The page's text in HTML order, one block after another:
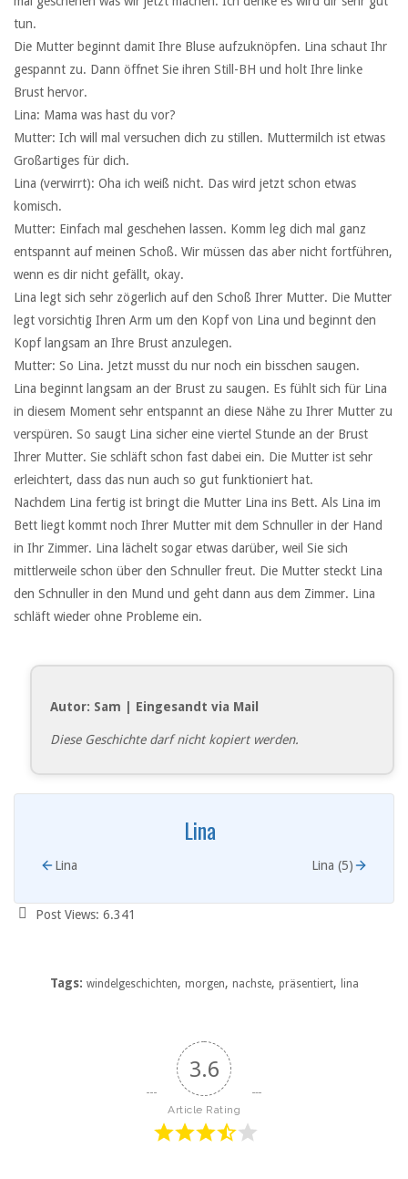
tun.
Die Mutter beginnt damit Ihre Bluse aufzuknöpfen. Lina schaut Ihr
gespannt zu. Dann öffnet Sie ihren Still-BH und holt Ihre linke
Brust hervor.
Lina: Mama was hast du vor?
Mutter: Ich will mal versuchen dich zu stillen. Muttermilch ist etwas
Großartiges für dich.
Lina (verwirrt): Oha ich weiß nicht. Das wird jetzt schon etwas
komisch.
Mutter: Einfach mal geschehen lassen. Komm leg dich mal ganz
entspannt auf meinen Schoß. Wir müssen das aber nicht fortführen,
wenn es dir nicht gefällt, okay.
Lina legt sich sehr zögerlich auf den Schoß Ihrer Mutter. Die Mutter
legt vorsichtig Ihren Arm um den Kopf von Lina und beginnt den
Kopf langsam an Ihre Brust anzulegen.
Mutter: So Lina. Jetzt musst du nur noch ein bisschen saugen.
Lina beginnt langsam an der Brust zu saugen. Es fühlt sich für Lina
in diesem Moment sehr entspannt an diese Nähe zu Ihrer Mutter zu
verspüren. So saugt Lina sicher eine viertel Stunde an der Brust
Ihrer Mutter. Sie schläft schon fast dabei ein. Die Mutter ist sehr
erleichtert, dass das nun auch so gut funktioniert hat.
Nachdem Lina fertig ist bringt die Mutter Lina ins Bett. Als Lina im
Bett liegt kommt noch Ihrer Mutter mit dem Schnuller in der Hand
in Ihr Zimmer. Lina lächelt sogar etwas darüber, weil Sie sich
mittlerweile schon über den Schnuller freut. Die Mutter steckt Lina
den Schnuller in den Mund und geht dann aus dem Zimmer. Lina
schläft wieder ohne Probleme ein.
Autor: Sam | Eingesandt via Mail
Diese Geschichte darf nicht kopiert werden.
Lina
Lina Lina (5)
Post Views: 6.341
Tags: windelgeschichten, morgen, nachste, präsentiert, lina
3.6
Article Rating